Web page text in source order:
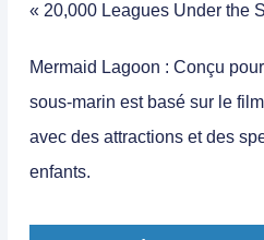
« 20,000 Leagues Under the
Mermaid Lagoon : Conçu
sous-marin est basé sur le
avec des attractions et des
enfants.